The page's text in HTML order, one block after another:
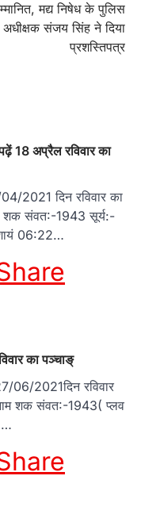
मद्य निषेध के पुलिस
अधीक्षक संजय सिंह ने दिया
प्रशस्तिपत्र
18 अप्रैल रविवार का
2021 दिन रविवार का
शक संवत:-1943 सूर्य:-
शायं 06:22…
का पञ्चाङ्
2021दिन रविवार
शक संवत:-1943( प्लव